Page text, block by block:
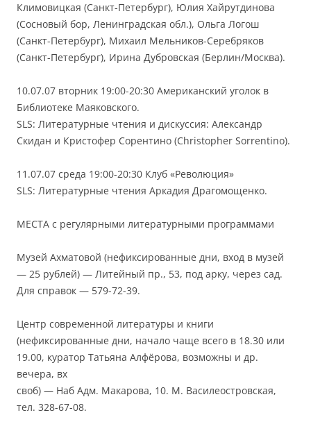
Климовицкая (Санкт-Петербург), Юлия Хайрутдинова
(Сосновый бор, Ленинградская обл.), Ольга Логош
(Санкт-Петербург), Михаил Мельников-Серебряков
(Санкт-Петербург), Ирина Дубровская (Берлин/Москва).
10.07.07 вторник 19:00-20:30 Американский уголок в
Библиотеке Маяковского.
SLS: Литературные чтения и дискуссия: Александр
Скидан и Кристофер Сорентино (Christopher Sorrentino).
11.07.07 среда 19:00-20:30 Клуб «Революция»
SLS: Литературные чтения Аркадия Драгомощенко.
МЕСТА с регулярными литературными программами
Музей Ахматовой (нефиксированные дни, вход в музей
— 25 рублей) — Литейный пр., 53, под арку, через сад.
Для справок — 579-72-39.
Центр современной литературы и книги
(нефиксированные дни, начало чаще всего в 18.30 или
19.00, куратор Татьяна Алфёрова, возможны и др.
вечера, вх
своб) — Наб Адм. Макарова, 10. М. Василеостровская,
тел. 328-67-08.